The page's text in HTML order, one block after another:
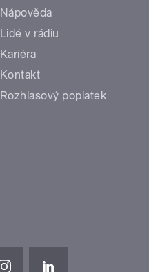
Nápověda
Lidé v rádiu
Kariéra
Kontakt
Rozhlasový poplatek